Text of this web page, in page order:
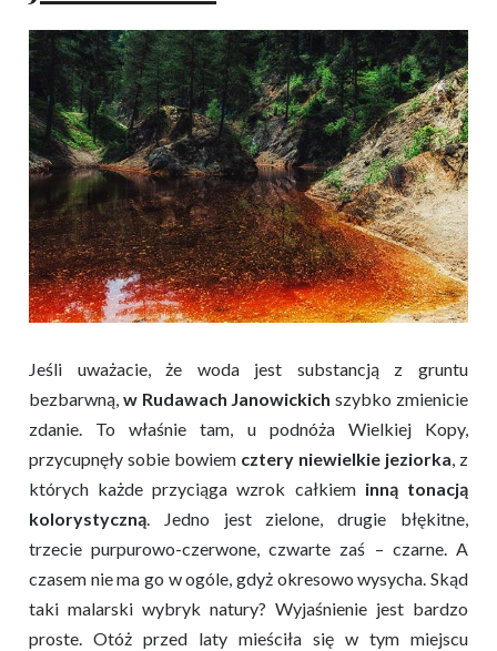
Jeśli uważacie, że woda jest substancją z gruntu
bezbarwną, w Rudawach Janowickich szybko zmienicie
zdanie. To właśnie tam, u podnóża Wielkiej Kopy,
przycupnęły sobie bowiem cztery niewielkie jeziorka , z
których każde przyciąga wzrok całkiem inną tonacją
kolorystyczną . Jedno jest zielone, drugie błękitne,
trzecie purpurowo-czerwone, czwarte zaś – czarne. A
czasem nie ma go w ogóle, gdyż okresowo wysycha. Skąd
taki malarski wybryk natury? Wyjaśnienie jest bardzo
proste. Otóż przed laty mieściła się w tym miejscu